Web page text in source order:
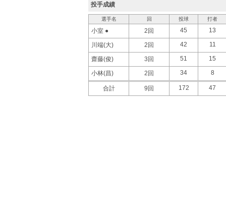
投手成績
選手名 回 投球 打者
小室 ● 2回 45 13
川端(大) 2回 42 11
齋藤(俊) 3回 51 15
小林(昌) 2回 34 8
合計 9回 172 47